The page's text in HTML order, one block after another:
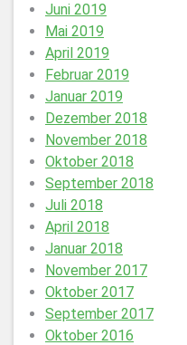
Juni 2019
Mai 2019
April 2019
Februar 2019
Januar 2019
Dezember 2018
November 2018
Oktober 2018
September 2018
Juli 2018
April 2018
Januar 2018
November 2017
Oktober 2017
September 2017
Oktober 2016